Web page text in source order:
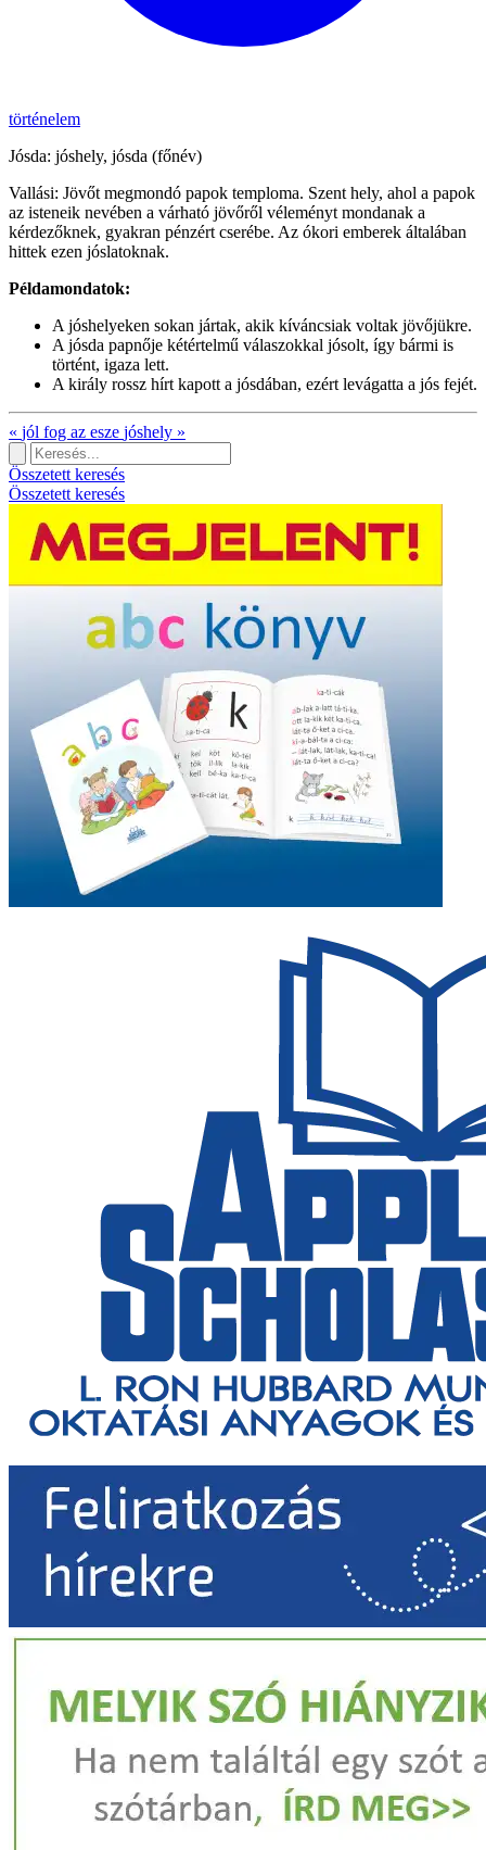
történelem
Jósda: jóshely, jósda (főnév)
Vallási: Jövőt megmondó papok temploma. Szent hely, ahol a papok
az isteneik nevében a várható jövőről véleményt mondanak a
kérdezőknek, gyakran pénzért cserébe. Az ókori emberek általában
hittek ezen jóslatoknak.
Példamondatok:
A jóshelyeken sokan jártak, akik kíváncsiak voltak jövőjükre.
A jósda papnője kétértelmű válaszokkal jósolt, így bármi is
történt, igaza lett.
A király rossz hírt kapott a jósdában, ezért levágatta a jós fejét.
« jól fog az esze jóshely »
Összetett keresés
Összetett keresés